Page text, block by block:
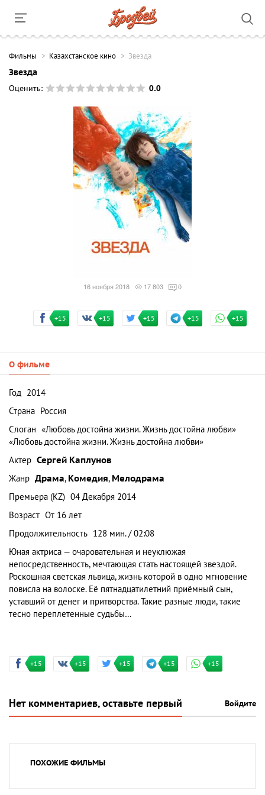
Фильмы Казахстанское кино Звезда
Звезда
Оценить:
0.0
16 ноября 2018 17 803 0
+15 +15 +15 +15 +15
О фильме
Год 2014
Страна Россия
Слоган «Любовь достойна жизни. Жизнь достойна любви»
«Любовь достойна жизни. Жизнь достойна любви»
Актер Сергей Каплунов
Жанр Драма, Комедия, Мелодрама
Премьера (KZ) 04 Декабря 2014
Возраст От 16 лет
Продолжительность 128 мин. / 02:08
Юная актриса — очаровательная и неуклюжая
непосредственность, мечтающая стать настоящей звездой.
Роскошная светская львица, жизнь которой в одно мгновение
повисла на волоске. Её пятнадцатилетний приёмный сын,
уставший от денег и притворства. Такие разные люди, такие
тесно переплетенные судьбы…
+15 +15 +15 +15 +15
Нет комментариев, оставьте первый Войдите
ПОХОЖИЕ ФИЛЬМЫ